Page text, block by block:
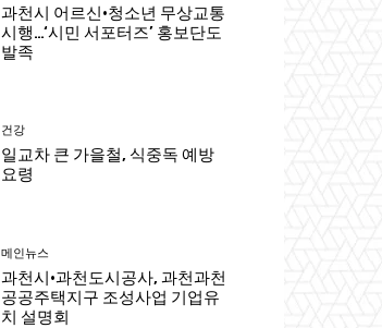
과천시 어르신·청소년 무상교통
시행…‘시민 서포터즈’ 홍보단도
발족
건강
일교차 큰 가을철, 식중독 예방
요령
메인뉴스
과천시·과천도시공사, 과천과천
공공주택지구 조성사업 기업유
치 설명회